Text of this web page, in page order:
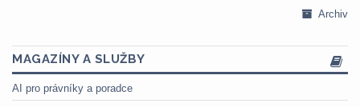
Archiv
MAGAZÍNY A SLUŽBY
AI pro právníky a poradce